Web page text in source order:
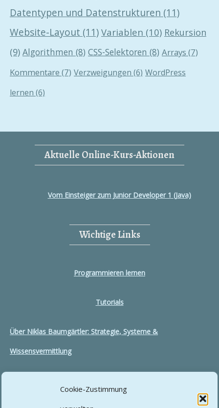
Cookie-Zustimmung
Datentypen und Datenstrukturen (11)
Website-Layout (11) Variablen (10) Rekursion
(9) Algorithmen (8) CSS-Selektoren (8) Arrays (7)
Kommentare (7) Verzweigungen (6) WordPress
lernen (6)
Aktuelle Online-Kurs-Aktionen
Vom Einsteiger zum Junior Developer 1 (Java)
Wichtige Links
Programmieren lernen
Tutorials
Über Niklas Baumgärtler: Strategie, Systeme &
Wissensvermittlung
Rechtliches